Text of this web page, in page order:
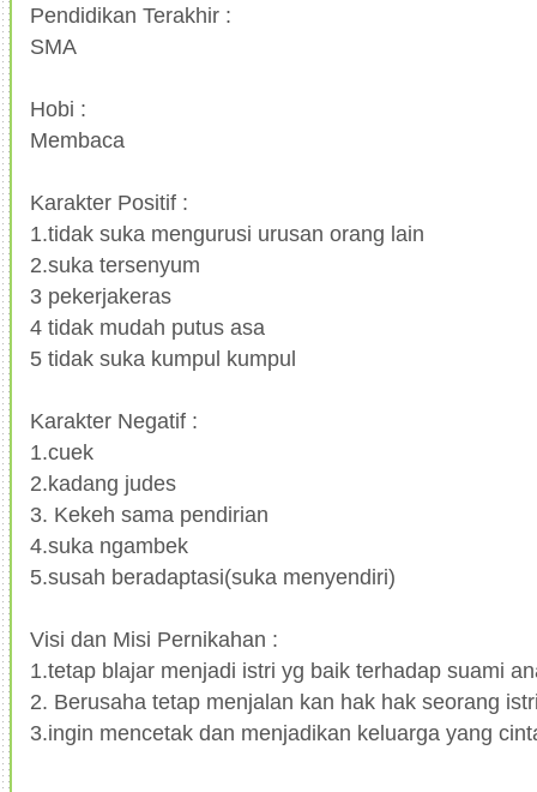
Pendidikan Terakhir :
SMA
Hobi :
Membaca
Karakter Positif :
1.tidak suka mengurusi urusan orang lain
2.suka tersenyum
3 pekerjakeras
4 tidak mudah putus asa
5 tidak suka kumpul kumpul
Karakter Negatif :
1.cuek
2.kadang judes
3. Kekeh sama pendirian
4.suka ngambek
5.susah beradaptasi(suka menyendiri)
Visi dan Misi Pernikahan :
1.tetap blajar menjadi istri yg baik terhadap suami
2. Berusaha tetap menjalan kan hak hak seorang
3.ingin mencetak dan menjadikan keluarga yang